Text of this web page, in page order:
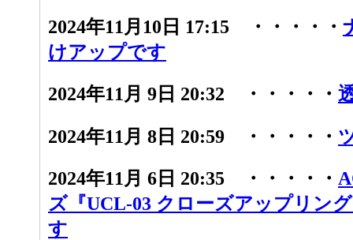
2024年11月10日 17:15 ・・・・・
けアップです
2024年11月 9日 20:32 ・・・・・
2024年11月 8日 20:59 ・・・・・
2024年11月 6日 20:35 ・・・・・
ズ『UCL-03 クローズアップリン
す